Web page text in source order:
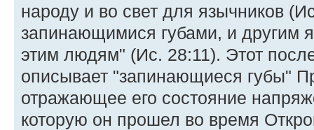
народу и во свет для язычников
запинающимися губами, и другим
этим людям" (Ис. 28:11). Этот
описывает "запинающиеся губы"
отражающее его состояние
которую он прошел во время